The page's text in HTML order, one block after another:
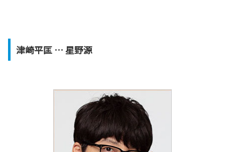
津崎平匡 … 星野源